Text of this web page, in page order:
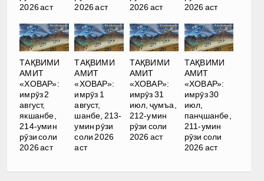
2026 аст
2026 аст
2026 аст
2026 аст
ТАҚВИМИ
АМИТ
«ХОВАР»:
имрӯз 2
август,
якшанбе,
214-умин
рӯзи соли
2026 аст
ТАҚВИМИ
АМИТ
«ХОВАР»:
имрӯз 1
август,
шанбе, 213-
умин рӯзи
соли 2026
аст
ТАҚВИМИ
АМИТ
«ХОВАР»:
имрӯз 31
июл, ҷумъа,
212-умин
рӯзи соли
2026 аст
ТАҚВИМИ
АМИТ
«ХОВАР»:
имрӯз 30
июл,
панҷшанбе,
211-умин
рӯзи соли
2026 аст